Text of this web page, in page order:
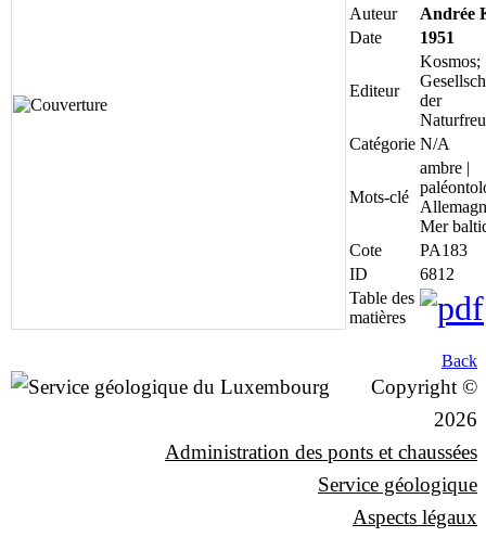
Auteur
Andrée
Date
1951
Editeur
Kosmos;
der
Catégorie N/A
Mots-clé
ambre |
Mer
Cote
PA183
ID
6812
Table des
matières
Back
Copyright ©
2026
Administration des ponts et chaussées
Service géologique
Aspects légaux